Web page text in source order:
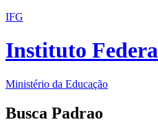
IFG
Instituto
Ministério da Educação
Busca Padrao